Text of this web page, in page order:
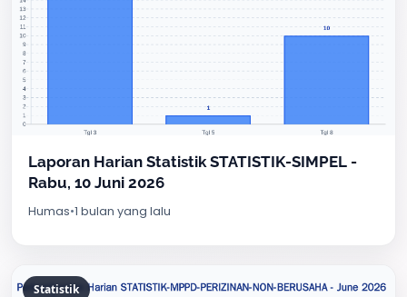
Laporan Harian Statistik STATISTIK-SIMPEL -
Rabu, 10 Juni 2026
Humas•1 bulan yang lalu
Statistik